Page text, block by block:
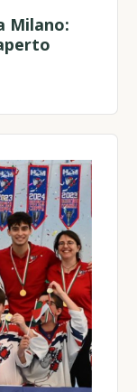
Milano: